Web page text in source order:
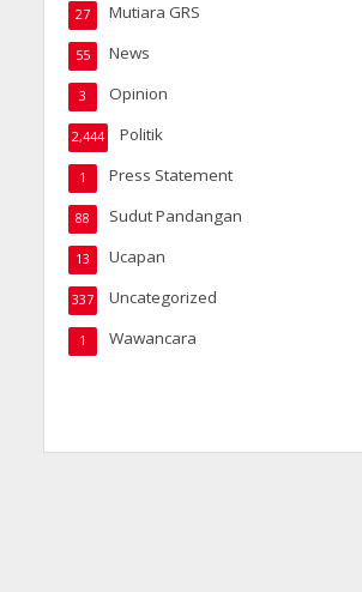
Mutiara GRS
27
News
55
Opinion
3
Politik
2,444
Press Statement
1
Sudut Pandangan
88
Ucapan
13
Uncategorized
337
Wawancara
1